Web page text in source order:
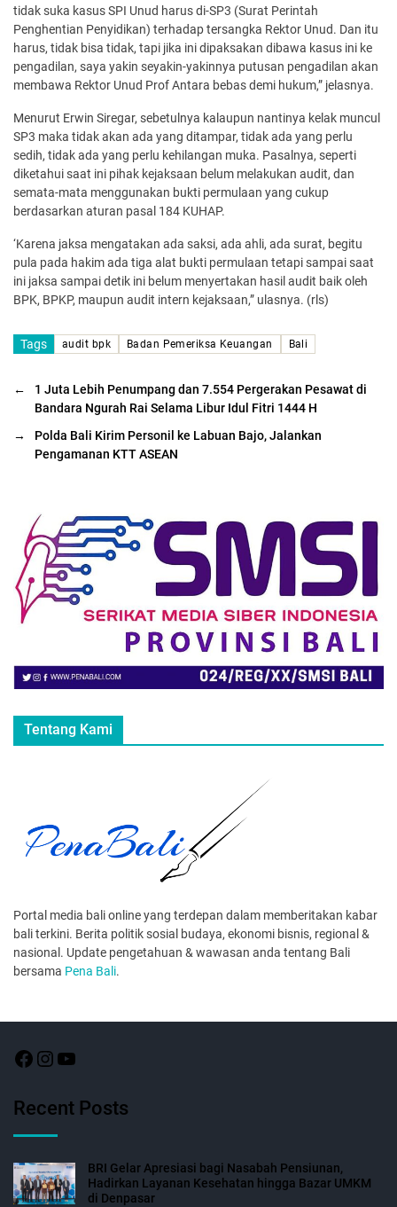
tidak suka kasus SPI Unud harus di-SP3 (Surat Perintah
Penghentian Penyidikan) terhadap tersangka Rektor Unud. Dan itu
harus, tidak bisa tidak, tapi jika ini dipaksakan dibawa kasus ini ke
pengadilan, saya yakin seyakin-yakinnya putusan pengadilan akan
membawa Rektor Unud Prof Antara bebas demi hukum,” jelasnya.
Menurut Erwin Siregar, sebetulnya kalaupun nantinya kelak muncul
SP3 maka tidak akan ada yang ditampar, tidak ada yang perlu
sedih, tidak ada yang perlu kehilangan muka. Pasalnya, seperti
diketahui saat ini pihak kejaksaan belum melakukan audit, dan
semata-mata menggunakan bukti permulaan yang cukup
berdasarkan aturan pasal 184 KUHAP.
‘Karena jaksa mengatakan ada saksi, ada ahli, ada surat, begitu
pula pada hakim ada tiga alat bukti permulaan tetapi sampai saat
ini jaksa sampai detik ini belum menyertakan hasil audit baik oleh
BPK, BPKP, maupun audit intern kejaksaan,” ulasnya. (rls)
Tags audit bpk Badan Pemeriksa Keuangan Bali
←
1 Juta Lebih Penumpang dan 7.554 Pergerakan Pesawat di
Bandara Ngurah Rai Selama Libur Idul Fitri 1444 H
→
Polda Bali Kirim Personil ke Labuan Bajo, Jalankan
Pengamanan KTT ASEAN
Tentang Kami
Portal media bali online yang terdepan dalam memberitakan kabar
bali terkini. Berita politik sosial budaya, ekonomi bisnis, regional &
nasional. Update pengetahuan & wawasan anda tentang Bali
bersama Pena Bali.
Recent Posts
BRI Gelar Apresiasi bagi Nasabah Pensiunan,
Hadirkan Layanan Kesehatan hingga Bazar UMKM
di Denpasar